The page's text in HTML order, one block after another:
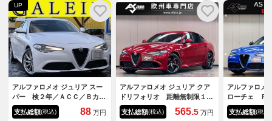
UP
アルファロメオ ジュリア スー
パー 検２年／ＡＣＣ／Ｂカメ
ラ／ＢＴ接続／ＨＩＤ／禁煙車
／Ｄ．Ｎ．Ａ／レザーシート／
支払総額(税込) 88 万円
アルファロメオ ジュリア クア
ドリフォリオ 距離無制限１年
保証 純正１９ＡＷ ２３年製
ピレリＰ－ＺＥＲＯ 前後ドラ
支払総額(税込) 565.5 万円
アルファロメ
ローチェ Ｒ
検対応ｅマ
１８インチＡ
支払総額(税込)